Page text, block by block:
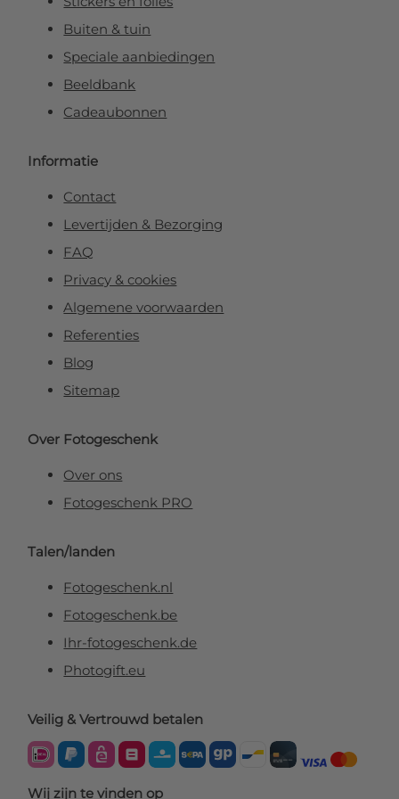
Buiten & tuin
Speciale aanbiedingen
Beeldbank
Cadeaubonnen
Informatie
Contact
Levertijden & Bezorging
FAQ
Privacy & cookies
Algemene voorwaarden
Referenties
Blog
Sitemap
Over Fotogeschenk
Over ons
Fotogeschenk PRO
Talen/landen
Fotogeschenk.nl
Fotogeschenk.be
Ihr-fotogeschenk.de
Photogift.eu
Veilig & Vertrouwd betalen
Wij zijn te vinden op